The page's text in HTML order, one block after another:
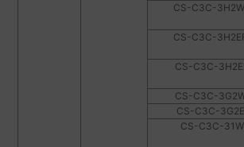
CS-C3C-
CS-C3C-
CS-C3C-
CS-C3C-
CS-C3C-
CS-C3C-